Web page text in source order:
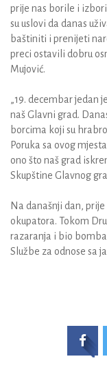
prije nas borile i
su uslovi da danas
baštiniti i prenijeti
preci ostavili dobru
Mujović.
„19. decembar jedan
naš Glavni grad.
borcima koji su
Poruka sa ovog
ono što naš grad
Skupštine Glavnog
Na današnji dan,
okupatora. Tokom
razaranja i bio
Službe za odnose sa